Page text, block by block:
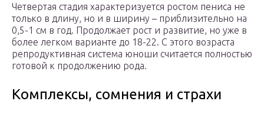
Четвертая стадия характеризуется ростом пениса не
только в длину, но и в ширину – приблизительно на
0,5-1 см в год. Продолжает рост и развитие, но уже в
более легком варианте до 18-22. С этого возраста
репродуктивная система юноши считается полностью
готовой к продолжению рода.
Комплексы, сомнения и страхи